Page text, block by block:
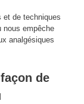
et de techniques
nous empêche
analgésiques
de